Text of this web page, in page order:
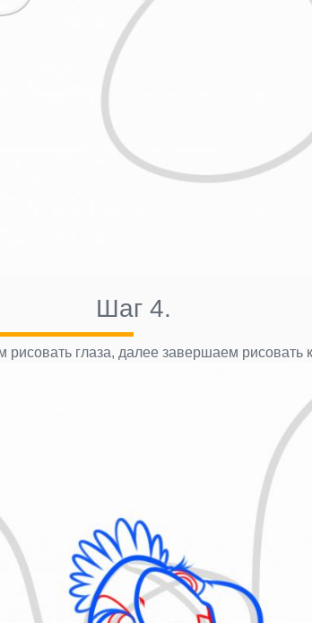
Шаг 4.
рисовать глаза, далее завершаем рисовать